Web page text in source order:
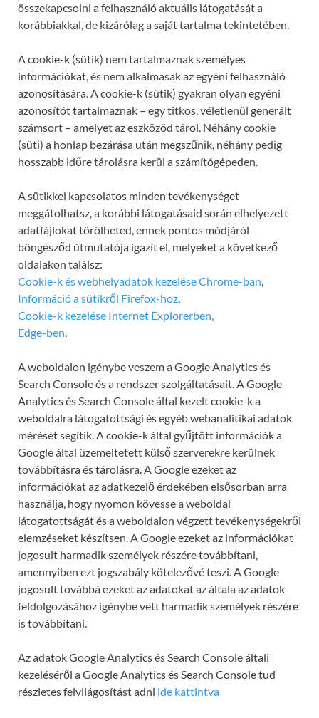
összekapcsolni a felhasználó aktuális látogatását a
korábbiakkal, de kizárólag a saját tartalma tekintetében.
A cookie-k (sütik) nem tartalmaznak személyes
információkat, és nem alkalmasak az egyéni felhasználó
azonosítására. A cookie-k (sütik) gyakran olyan egyéni
azonosítót tartalmaznak – egy titkos, véletlenül generált
számsort – amelyet az eszközöd tárol. Néhány cookie
(süti) a honlap bezárása után megszűnik, néhány pedig
hosszabb időre tárolásra kerül a számítógépeden.
A sütikkel kapcsolatos minden tevékenységet
meggátolhatsz, a korábbi látogatásaid során elhelyezett
adatfájlokat törölheted, ennek pontos módjáról
böngésződ útmutatója igazít el, melyeket a következő
oldalakon találsz:
Cookie-k és webhelyadatok kezelése Chrome-ban,
Információ a sütikről Firefox-hoz,
Cookie-k kezelése Internet Explorerben,
Edge-ben.
A weboldalon igénybe veszem a Google Analytics és
Search Console és a rendszer szolgáltatásait. A Google
Analytics és Search Console által kezelt cookie-k a
weboldalra látogatottsági és egyéb webanalitikai adatok
mérését segítik. A cookie-k által gyűjtött információk a
Google által üzemeltetett külső szerverekre kerülnek
továbbításra és tárolásra. A Google ezeket az
információkat az adatkezelő érdekében elsősorban arra
használja, hogy nyomon kövesse a weboldal
látogatottságát és a weboldalon végzett tevékenységekről
elemzéseket készítsen. A Google ezeket az információkat
jogosult harmadik személyek részére továbbítani,
amennyiben ezt jogszabály kötelezővé teszi. A Google
jogosult továbbá ezeket az adatokat az általa az adatok
feldolgozásához igénybe vett harmadik személyek részére
is továbbítani.
Az adatok Google Analytics és Search Console általi
kezeléséről a Google Analytics és Search Console tud
részletes felvilágosítást adni ide kattintva